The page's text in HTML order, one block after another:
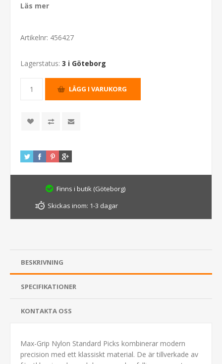
Läs mer
Artikelnr: 456427
Lagerstatus: 3 i Göteborg
Finns i butik (Göteborg)
Skickas inom: 1-3 dagar
BESKRIVNING
SPECIFIKATIONER
KONTAKTA OSS
Max-Grip Nylon Standard Picks kombinerar modern
precision med ett klassiskt material. De är tillverkade av